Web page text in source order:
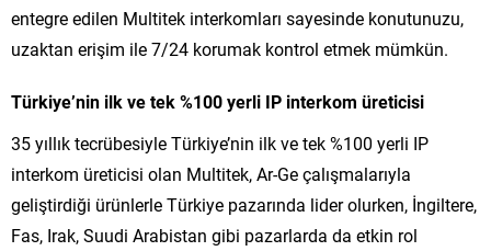
entegre edilen Multitek interkomları sayesinde konutunuzu,
uzaktan erişim ile 7/24 korumak kontrol etmek mümkün.
Türkiye’nin ilk ve tek %100 yerli IP interkom üreticisi
35 yıllık tecrübesiyle Türkiye’nin ilk ve tek %100 yerli IP
interkom üreticisi olan Multitek, Ar-Ge çalışmalarıyla
geliştirdiği ürünlerle Türkiye pazarında lider olurken, İngiltere,
Fas, Irak, Suudi Arabistan gibi pazarlarda da etkin rol